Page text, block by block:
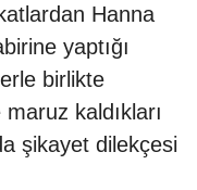
Hanna
yaptığı
birlikte
kaldıkları
şikayet dilekçesi